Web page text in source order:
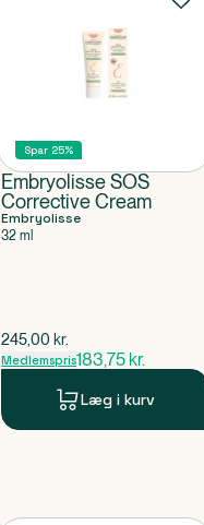
Spar 25%
Embryolisse SOS
Corrective Cream
Embryolisse
32 ml
$gammel pris
245,00 kr.
Medlemspris183,75 kr.
Læg i kurv